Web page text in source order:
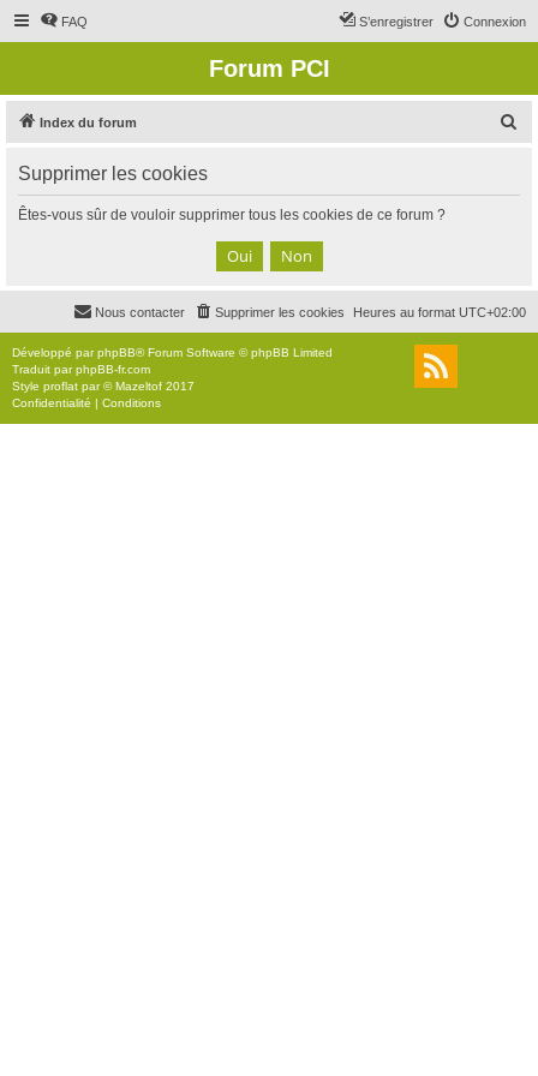
FAQ Connexion
S’enregistrer
Forum PCI
Index du forum
c
Supprimer les cookies
Êtes-vous sûr de vouloir supprimer tous les cookies de ce forum ?
Heures au format UTC+02:00
Supprimer les cookies
Nous contacter
Développé parphpBB® Forum Software © phpBB Limited
Traduit parphpBB-fr.com
Style proflat par ©Mazeltof 2017
Confidentialité | Conditions